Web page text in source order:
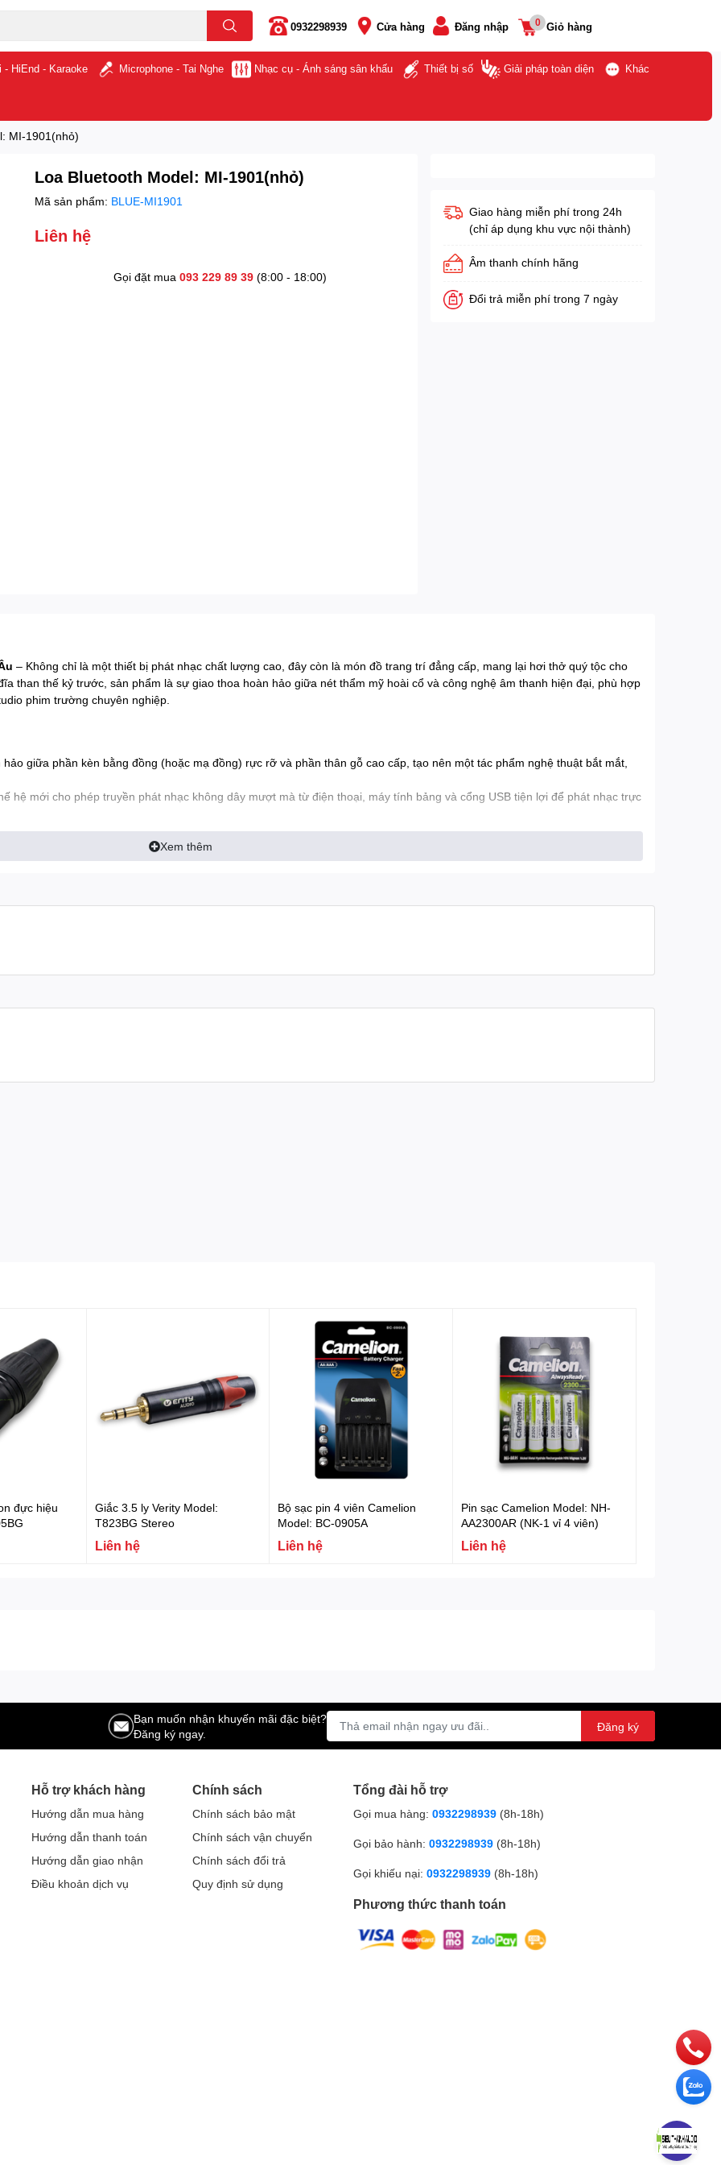
0932298939 Cửa hàng Đăng nhập Giỏ hàng
0
- HiEnd - Karaoke Microphone - Tai Nghe Nhạc cụ - Ánh sáng sân khấu Thiết bị số Giải pháp toàn diện Khác
MI-1901(nhỏ)
Loa Bluetooth Model: MI-1901(nhỏ)
Mã sản phẩm: BLUE-MI1901
Liên hệ
Gọi đặt mua 093 229 89 39(8:00 - 18:00)
Giao hàng miễn phí trong 24h
(chỉ áp dụng khu vực nội thành)
Âm thanh chính hãng
Đổi trả miễn phí trong 7 ngày
– Không chỉ là một thiết bị phát nhạc chất lượng cao, đây còn là món đồ trang trí đẳng cấp, mang lại hơi thở quý tộc cho
than thế kỷ trước, sản phẩm là sự giao thoa hoàn hảo giữa nét thẩm mỹ hoài cổ và công nghệ âm thanh hiện đại, phù hợp
phim trường chuyên nghiệp.
giữa phần kèn bằng đồng (hoặc mạ đồng) rực rỡ và phần thân gỗ cao cấp, tạo nên một tác phẩm nghệ thuật bắt mắt,
hệ mới cho phép truyền phát nhạc không dây mượt mà từ điện thoại, máy tính bảng và cổng USB tiện lợi để phát nhạc trực
biệt cho chất âm trong trẻo, cực kỳ phù hợp với các dòng nhạc trữ tình, Acoustic, Jazz hoặc nhạc không lời.
6 ly (6.5mm) đặc biệt, cho phép thiết bị kết nối dễ dàng với các hệ thống âm thanh hoặc nhạc cụ chuyên nghiệp khác.
Style).
XX.
Xem thêm
đực hiệu
Giắc 3.5 ly Verity Model:
T823BG Stereo
Liên hệ
Bộ sạc pin 4 viên Camelion
Model: BC-0905A
Liên hệ
Pin sạc Camelion Model: NH-
AA2300AR (NK-1 vỉ 4 viên)
Liên hệ
Bạn muốn nhận khuyến mãi đặc biệt?
Đăng ký ngay.
Đăng ký
Hỗ trợ khách hàng
Hướng dẫn mua hàng
Hướng dẫn thanh toán
Hướng dẫn giao nhận
Điều khoản dịch vụ
Chính sách
Chính sách bảo mật
Chính sách vận chuyển
Chính sách đổi trả
Quy định sử dụng
Tổng đài hỗ trợ
Gọi mua hàng: 0932298939 (8h-18h)
Gọi bảo hành: 0932298939 (8h-18h)
Gọi khiếu nại: 0932298939 (8h-18h)
Phương thức thanh toán